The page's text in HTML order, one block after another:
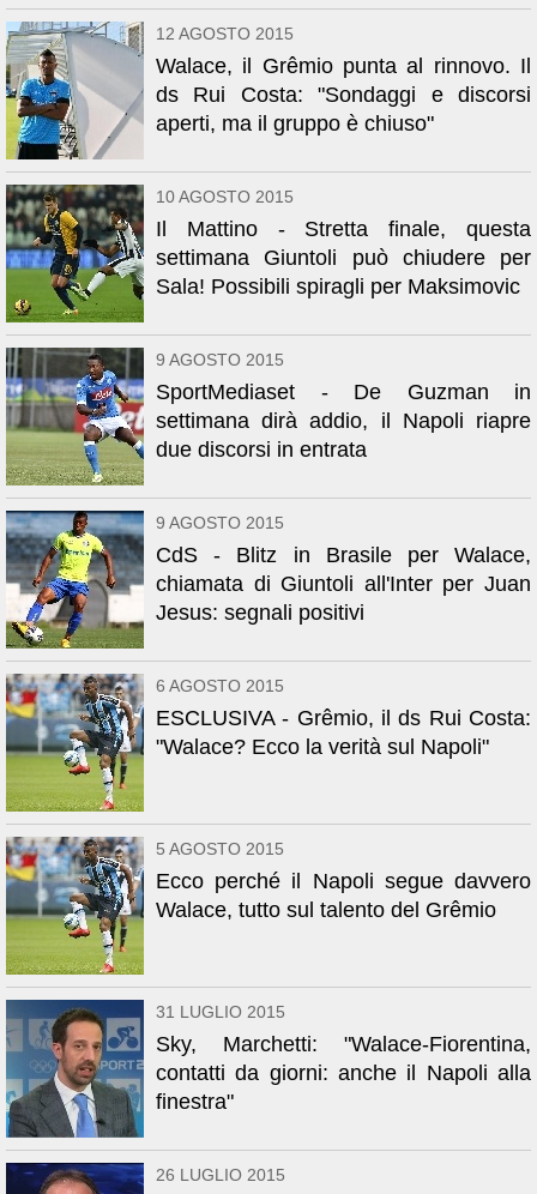
12 AGOSTO 2015
Walace, il Grêmio punta al rinnovo. Il
ds Rui Costa: "Sondaggi e discorsi
aperti, ma il gruppo è chiuso"
10 AGOSTO 2015
Il Mattino - Stretta finale, questa
settimana Giuntoli può chiudere per
Sala! Possibili spiragli per Maksimovic
9 AGOSTO 2015
SportMediaset - De Guzman in
settimana dirà addio, il Napoli riapre
due discorsi in entrata
9 AGOSTO 2015
CdS - Blitz in Brasile per Walace,
chiamata di Giuntoli all'Inter per Juan
Jesus: segnali positivi
6 AGOSTO 2015
ESCLUSIVA - Grêmio, il ds Rui Costa:
"Walace? Ecco la verità sul Napoli"
5 AGOSTO 2015
Ecco perché il Napoli segue davvero
Walace, tutto sul talento del Grêmio
31 LUGLIO 2015
Sky, Marchetti: "Walace-Fiorentina,
contatti da giorni: anche il Napoli alla
finestra"
26 LUGLIO 2015